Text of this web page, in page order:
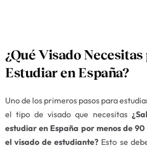
¿Qué Visado Necesitas
Estudiar en España?
Uno de los primeros pasos para
el tipo de visado que necesitas
estudiar en España por menos de
el visado de estudiante? Esto se